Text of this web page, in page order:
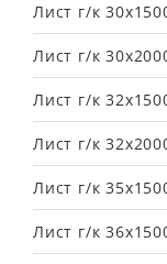
Лист г/к
Лист г/к
Лист г/к
Лист г/к
Лист г/к
Лист г/к